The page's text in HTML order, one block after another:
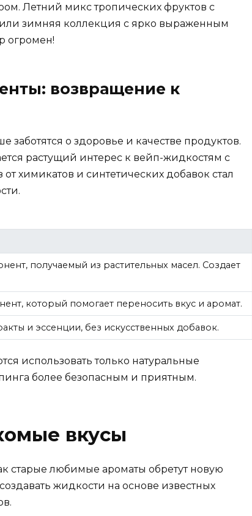
Летний микс тропических фруктов с
зимняя коллекция с ярко выраженным
огромен!
возвращение к
о здоровье и качестве продуктов.
растущий интерес к вейп-жидкостям с
химикатов и синтетических добавок стал
получаемый из растительных масел. Создает
который помогает переносить вкус и аромат.
и эссенции, без искусственных добавок.
использовать только натуральные
более безопасным и приятным.
вкусы
старые любимые ароматы обретут новую
жидкости на основе известных